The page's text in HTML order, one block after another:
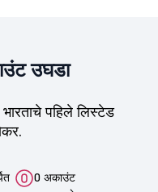
उघडा
भारताचे पहिले लिस्टेड
0 अकाउंट